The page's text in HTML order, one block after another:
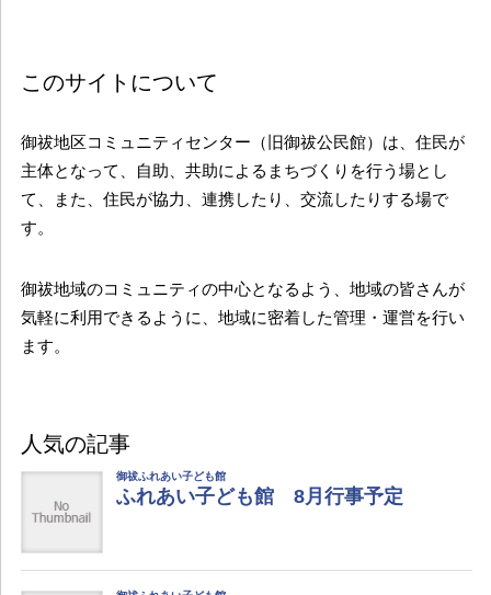
このサイトについて
御祓地区コミュニティセンター（旧御祓公民館）は、住民が
主体となって、自助、共助によるまちづくりを行う場とし
て、また、住民が協力、連携したり、交流したりする場で
す。
御祓地域のコミュニティの中心となるよう、地域の皆さんが
気軽に利用できるように、地域に密着した管理・運営を行い
ます。
人気の記事